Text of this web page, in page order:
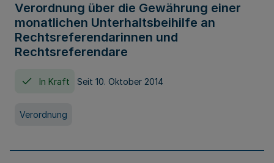
Verordnung über die Gewährung einer
monatlichen Unterhaltsbeihilfe an
Rechtsreferendarinnen und
Rechtsreferendare
In Kraft Seit 10. Oktober 2014
Verordnung